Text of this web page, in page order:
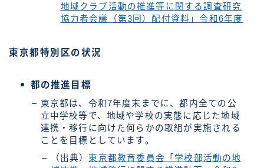
地域クラブ活動の推進等に関する調査研究
協力者会議（第3回）配付資料」令和6年度
東京都特別区の状況
都の推進目標
東京都は、令和7年度末までに、都内全ての公
立中学校等で、地域や学校の実態に応じた地域
連携・移行に向けた何らかの取組が実施される
ことを目標としています。
（出典） 東京都教育委員会「学校部活動の地